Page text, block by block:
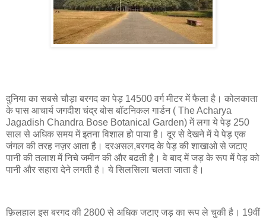
दुनिया का सबसे चौड़ा बरगद का पेड़ 14500 वर्ग मीटर में फैला है। कोलकाता
के पास आचार्य जगदीश चंद्र बोस बॉटनिकल गार्डन ( The Acharya
Jagadish Chandra Bose Botanical Garden) में लगा ये पेड़ 250
साल से अधिक समय में इतना विशाल हो पाया है। दूर से देखने में ये पेड़ एक
जंगल की तरह नज़र आता है। दरअसल,बरगद के पेड़ की शाखाओ से जटाए
पानी की तलाश में निचे जमीन की और बढती है। वे बाद में जड़ के रूप में पेड़ को
पानी और सहारा देने लगती है। ये सिलसिला चलता जाता है।
फ़िलहाल इस बरगद की 2800 से अधिक जटाए जड़ का रूप ले चुकी है। 19वीं